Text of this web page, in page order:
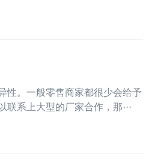
性。一般零售商家都很少会给予
系上大型的厂家合作，那···